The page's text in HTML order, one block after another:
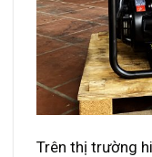
Trên thị trường